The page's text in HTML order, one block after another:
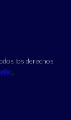
los derechos
.